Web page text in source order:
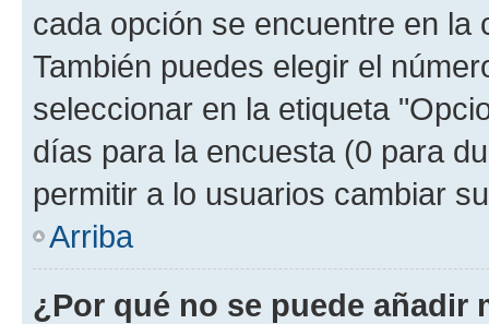
cada opción se encuentre en
También puedes elegir el
seleccionar en la etiqueta
días para la encuesta (0 para
permitir a lo usuarios cambiar
Arriba
¿Por qué no se puede añadir